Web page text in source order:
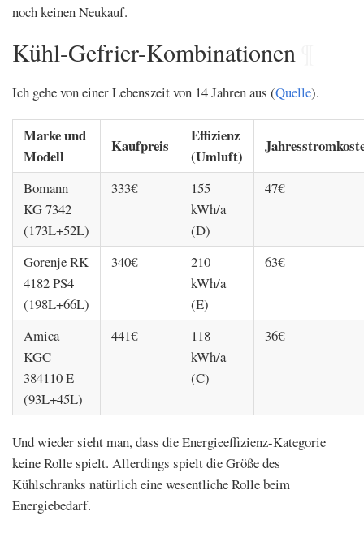
noch keinen Neukauf.
Kühl-Gefrier-Kombinationen
Ich gehe von einer Lebenszeit von 14 Jahren aus (Quelle).
Marke und
Modell
Kaufpreis
Effizienz
(Umluft)
Bomann
KG 7342
(173L+52L)
333€
155
kWh/a
(D)
47€
Gorenje RK
4182 PS4
(198L+66L)
340€
210
kWh/a
(E)
63€
Amica
KGC
384110 E
(93L+45L)
441€
118
kWh/a
(C)
36€
Und wieder sieht man, dass die Energieeffizienz-Kategorie
keine Rolle spielt. Allerdings spielt die Größe des
Kühlschranks natürlich eine wesentliche Rolle beim
Energiebedarf.